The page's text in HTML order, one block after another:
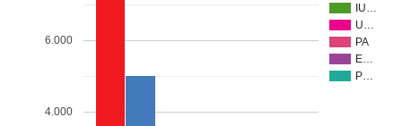
IU…
U…
PA
E…
P…
4.000
6.000